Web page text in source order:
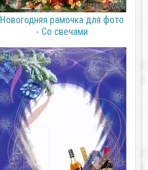
Новогодняя рамочка для фото
- Со свечами